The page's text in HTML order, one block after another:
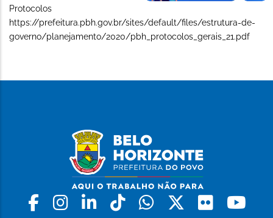
Protocolos
https://prefeitura.pbh.gov.br/sites/default/files/estrutura-de-
governo/planejamento/2020/pbh_protocolos_gerais_21.pdf
Facebook
Instagram
LinkedinTiktokWhatsapp
X Flickr